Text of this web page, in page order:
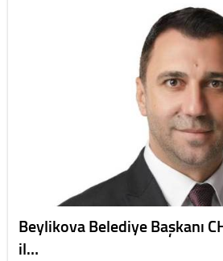
Beylikova Belediye Başkanı
il…